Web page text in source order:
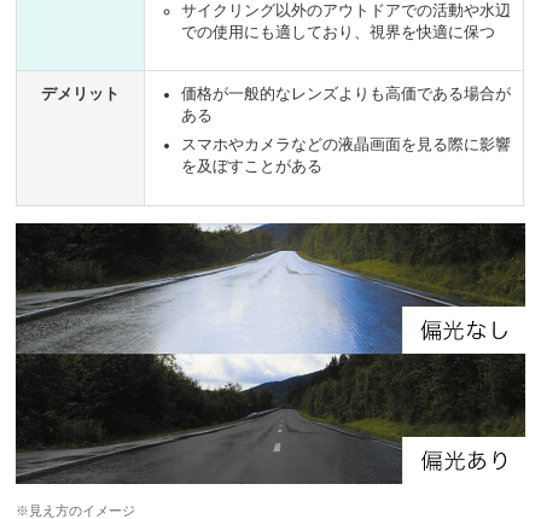
サイクリング以外のアウトドアでの活動や水辺
での使用にも適しており、視界を快適に保つ
デメリット
価格が一般的なレンズよりも高価である場合が
ある
スマホやカメラなどの液晶画面を見る際に影響
を及ぼすことがある
※見え方のイメージ